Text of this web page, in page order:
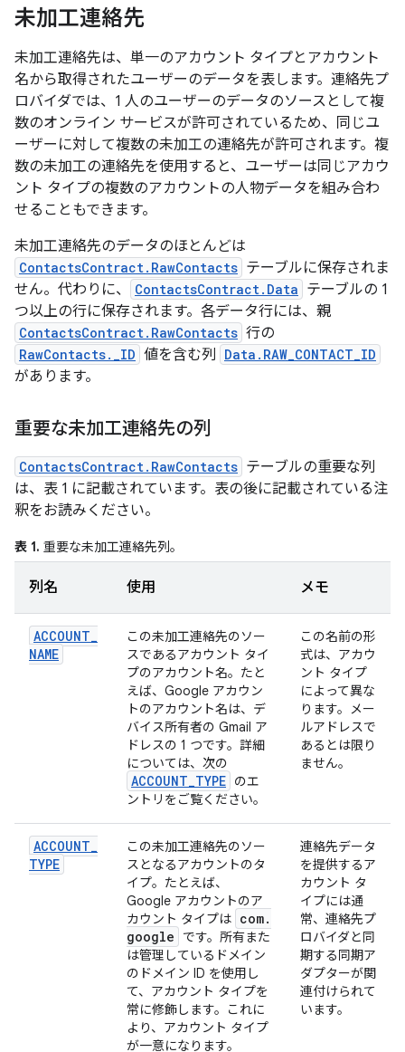
未加工連絡先
未加工連絡先は、単一のアカウント タイプとアカウント
名から取得されたユーザーのデータを表します。連絡先プ
ロバイダでは、1 人のユーザーのデータのソースとして複
数のオンライン サービスが許可されているため、同じユ
ーザーに対して複数の未加工の連絡先が許可されます。複
数の未加工の連絡先を使用すると、ユーザーは同じアカウ
ント タイプの複数のアカウントの人物データを組み合わ
せることもできます。
未加工連絡先のデータのほとんどは
ContactsContract.RawContacts テーブルに保存されま
せん。代わりに、
ContactsContract.Data テーブルの 1
つ以上の行に保存されます。各データ行には、親
ContactsContract.RawContacts 行の
RawContacts._ID 値を含む列 Data.RAW_CONTACT_ID
があります。
重要な未加工連絡先の列
ContactsContract.RawContacts テーブルの重要な列
は、表 1 に記載されています。表の後に記載されている注
釈をお読みください。
表 1. 重要な未加工連絡先列。
列名 使用 メモ
ACCOUNT_
NAME
この未加工連絡先のソー
スであるアカウント タイ
プのアカウント名。たと
えば、Google アカウン
トのアカウント名は、デ
バイス所有者の Gmail ア
ドレスの 1 つです。詳細
については、次の
ACCOUNT_TYPE のエ
ントリをご覧ください。
この名前の形
式は、アカウ
ント タイプ
によって異な
ります。メー
ルアドレスで
あるとは限り
ません。
ACCOUNT_
TYPE
この未加工連絡先のソー
スとなるアカウントのタ
イプ。たとえば、
Google アカウントのア
カウント タイプは com.
google
です。所有また
は管理しているドメイン
のドメイン ID を使用し
て、アカウント タイプを
常に修飾します。これに
より、アカウント タイプ
が一意になります。
連絡先データ
を提供するア
カウント タ
イプには通
常、連絡先プ
ロバイダと同
期する同期ア
ダプターが関
連付けられて
います。